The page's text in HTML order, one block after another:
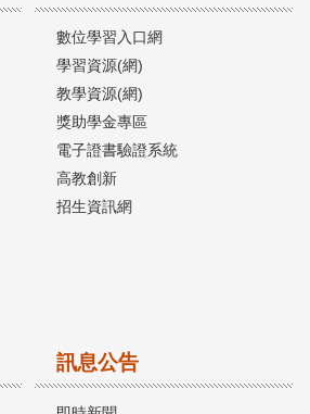
數位學習入口網
學習資源(網)
教學資源(網)
獎助學金專區
電子證書驗證系統
高教創新
招生資訊網
訊息公告